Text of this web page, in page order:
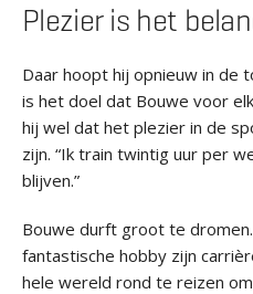
Plezier is het
Daar hoopt hij opnieuw in de
is het doel dat Bouwe voor
hij wel dat het plezier in de
zijn. “Ik train twintig uur per
blijven.”
Bouwe durft groot te
fantastische hobby zijn
hele wereld rond te reizen